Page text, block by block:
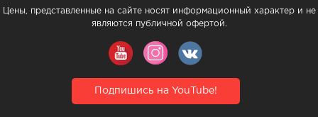
Цены, представленные на сайте носят информационный характер и не
являются публичной офертой.
Подпишись на YouTube!